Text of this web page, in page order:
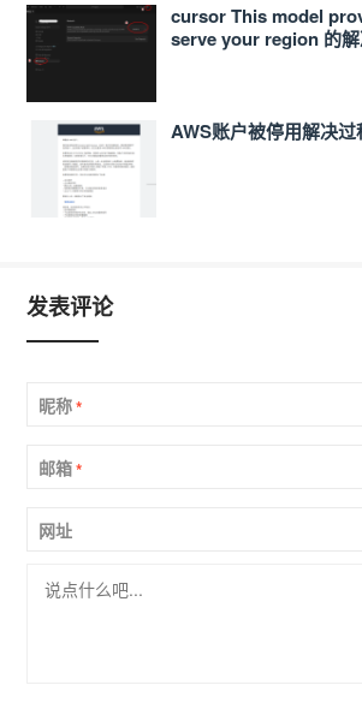
cursor This model
serve your region 的
AWS账户被停用解决过
发表评论
昵称*
邮箱*
网址